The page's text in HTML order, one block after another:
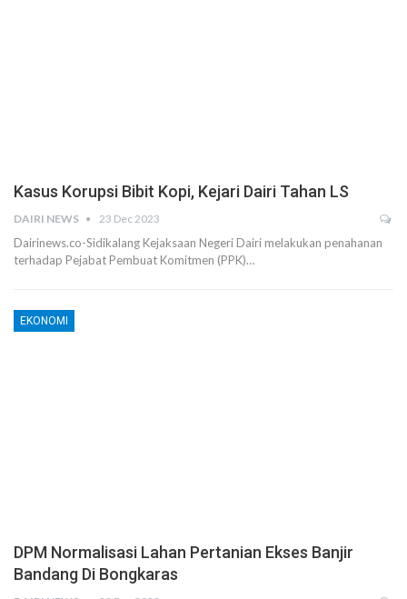
Kasus Korupsi Bibit Kopi, Kejari Dairi Tahan LS
DAIRI NEWS 23 Dec 2023
Dairinews.co-Sidikalang Kejaksaan Negeri Dairi melakukan penahanan
terhadap Pejabat Pembuat Komitmen (PPK)…
EKONOMI
DPM Normalisasi Lahan Pertanian Ekses Banjir
Bandang Di Bongkaras